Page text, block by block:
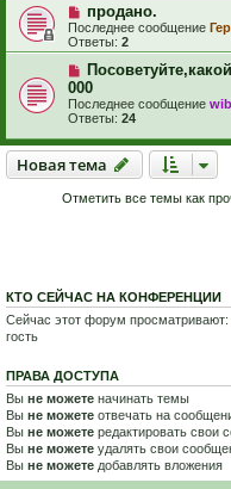
продано.
Последнее сообщение
Ответы: 2
000
Последнее сообщение
Ответы: 24
Новая тема
Новаятема
Отметить все темы как
КТО СЕЙЧАС НА КОНФЕРЕНЦИИ
Сейчас этот форум просматривают:
гость
ПРАВА ДОСТУПА
Вы не можете начинать темы
Вы не можете отвечать на
Вы не можете редактировать свои
Вы не можете удалять свои
Вы не можете добавлять вложения